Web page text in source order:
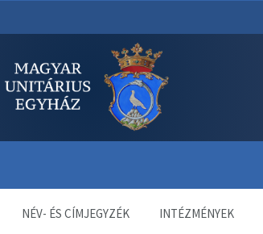
NÉV- ÉS CÍMJEGYZÉK INTÉZMÉNYEK